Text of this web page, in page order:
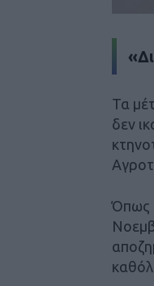
Τα
δεν
Όπως